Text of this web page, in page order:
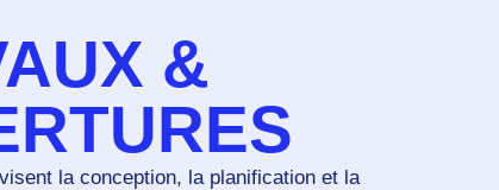
&
la conception, la planification et la